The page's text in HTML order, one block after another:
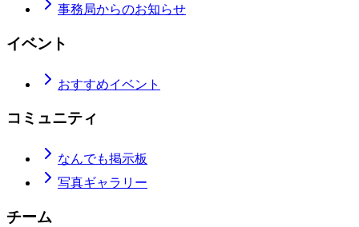
事務局からのお知らせ
イベント
おすすめイベント
コミュニティ
なんでも掲示板
写真ギャラリー
チーム